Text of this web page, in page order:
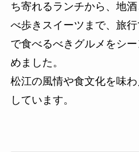
ち寄れるランチから、地
べ歩きスイーツまで、旅
で食べるべきグルメをシ
めました。
松江の風情や食文化を味
しています。